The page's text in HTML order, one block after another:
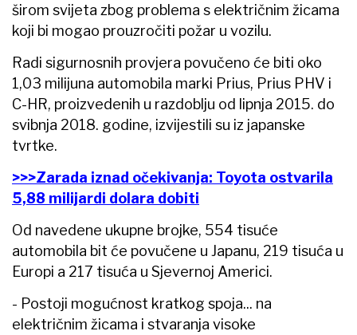
širom svijeta zbog problema s električnim žicama
koji bi mogao prouzročiti požar u vozilu.
Radi sigurnosnih provjera povučeno će biti oko
1,03 milijuna automobila marki Prius, Prius PHV i
C-HR, proizvedenih u razdoblju od lipnja 2015. do
svibnja 2018. godine, izvijestili su iz japanske
tvrtke.
>>>Zarada iznad očekivanja: Toyota ostvarila
5,88 milijardi dolara dobiti
Od navedene ukupne brojke, 554 tisuće
automobila bit će povučene u Japanu, 219 tisuća u
Europi a 217 tisuća u Sjevernoj Americi.
- Postoji mogućnost kratkog spoja... na
električnim žicama i stvaranja visoke